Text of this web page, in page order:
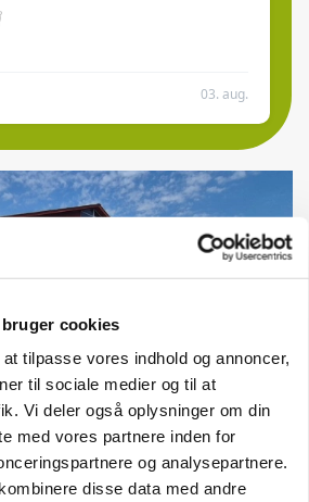
cookies
tilpasse vores indhold og annoncer,
til sociale medier og til at
Vi deler også oplysninger om din
med vores partnere inden for
og analysepartnere.
disse data med andre
03. aug.
barmarksprojekt: Fra
store drømme